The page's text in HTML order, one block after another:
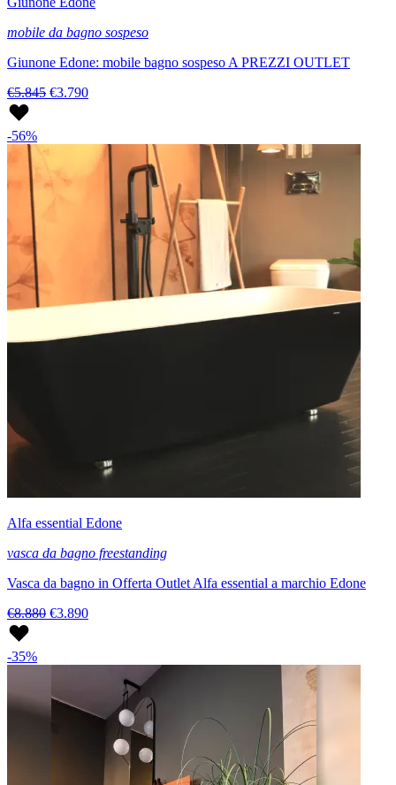
mobile da bagno sospeso
Giunone Edone: mobile bagno sospeso A PREZZI OUTLET
€5.845 €3.790
-56%
Alfa essential Edone
vasca da bagno freestanding
Vasca da bagno in Offerta Outlet Alfa essential a marchio Edone
€8.880 €3.890
-35%